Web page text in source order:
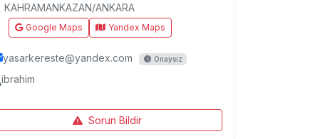
KAHRAMANKAZAN/ANKARA
Google Maps Yandex Maps
yasarkereste@yandex.com Onaysız
ibrahim
Sorun Bildir